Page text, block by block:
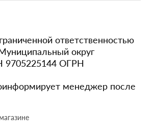
ответственностью
округ
9705225144 ОГРН
менеджер после